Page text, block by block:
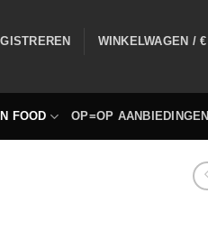
WINKELWAGEN /€
FOOD OP=OP AANBIEDINGEN